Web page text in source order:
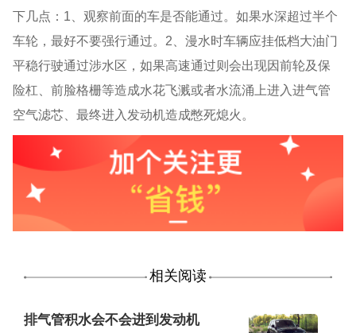
下几点：1、观察前面的车是否能通过。如果水深超过半个
车轮，最好不要强行通过。2、漫水时车辆应挂低档大油门
平稳行驶通过涉水区，如果高速通过则会出现因前轮及保
险杠、前脸格栅等造成水花飞溅或者水流涌上进入进气管
空气滤芯、最终进入发动机造成憋死熄火。
相关阅读
排气管积水会不会进到发动机